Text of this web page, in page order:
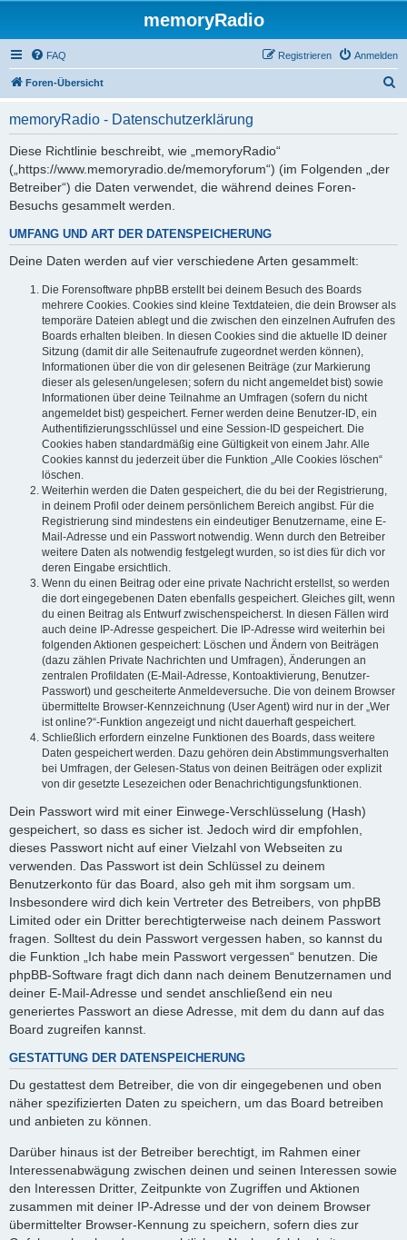
memoryRadio
FAQ Anmelden
Registrieren
Foren-Übersicht
memoryRadio - Datenschutzerklärung
Diese Richtlinie beschreibt, wie „memoryRadio“
(„https://www.memoryradio.de/memoryforum“) (im Folgenden „der
Betreiber“) die Daten verwendet, die während deines Foren-
Besuchs gesammelt werden.
UMFANG UND ART DER DATENSPEICHERUNG
Deine Daten werden auf vier verschiedene Arten gesammelt:
Die Forensoftware phpBB erstellt bei deinem Besuch des Boards
mehrere Cookies. Cookies sind kleine Textdateien, die dein Browser als
temporäre Dateien ablegt und die zwischen den einzelnen Aufrufen des
Boards erhalten bleiben. In diesen Cookies sind die aktuelle ID deiner
Sitzung (damit dir alle Seitenaufrufe zugeordnet werden können),
Informationen über die von dir gelesenen Beiträge (zur Markierung
dieser als gelesen/ungelesen; sofern du nicht angemeldet bist) sowie
Informationen über deine Teilnahme an Umfragen (sofern du nicht
angemeldet bist) gespeichert. Ferner werden deine Benutzer-ID, ein
Authentifizierungsschlüssel und eine Session-ID gespeichert. Die
Cookies haben standardmäßig eine Gültigkeit von einem Jahr. Alle
Cookies kannst du jederzeit über die Funktion „Alle Cookies löschen“
löschen.
Weiterhin werden die Daten gespeichert, die du bei der Registrierung,
in deinem Profil oder deinem persönlichem Bereich angibst. Für die
Registrierung sind mindestens ein eindeutiger Benutzername, eine E-
Mail-Adresse und ein Passwort notwendig. Wenn durch den Betreiber
weitere Daten als notwendig festgelegt wurden, so ist dies für dich vor
deren Eingabe ersichtlich.
Wenn du einen Beitrag oder eine private Nachricht erstellst, so werden
die dort eingegebenen Daten ebenfalls gespeichert. Gleiches gilt, wenn
du einen Beitrag als Entwurf zwischenspeicherst. In diesen Fällen wird
auch deine IP-Adresse gespeichert. Die IP-Adresse wird weiterhin bei
folgenden Aktionen gespeichert: Löschen und Ändern von Beiträgen
(dazu zählen Private Nachrichten und Umfragen), Änderungen an
zentralen Profildaten (E-Mail-Adresse, Kontoaktivierung, Benutzer-
Passwort) und gescheiterte Anmeldeversuche. Die von deinem Browser
übermittelte Browser-Kennzeichnung (User Agent) wird nur in der „Wer
ist online?“-Funktion angezeigt und nicht dauerhaft gespeichert.
Schließlich erfordern einzelne Funktionen des Boards, dass weitere
Daten gespeichert werden. Dazu gehören dein Abstimmungsverhalten
bei Umfragen, der Gelesen-Status von deinen Beiträgen oder explizit
von dir gesetzte Lesezeichen oder Benachrichtigungsfunktionen.
Dein Passwort wird mit einer Einwege-Verschlüsselung (Hash)
gespeichert, so dass es sicher ist. Jedoch wird dir empfohlen,
dieses Passwort nicht auf einer Vielzahl von Webseiten zu
verwenden. Das Passwort ist dein Schlüssel zu deinem
Benutzerkonto für das Board, also geh mit ihm sorgsam um.
Insbesondere wird dich kein Vertreter des Betreibers, von phpBB
Limited oder ein Dritter berechtigterweise nach deinem Passwort
fragen. Solltest du dein Passwort vergessen haben, so kannst du
die Funktion „Ich habe mein Passwort vergessen“ benutzen. Die
phpBB-Software fragt dich dann nach deinem Benutzernamen und
deiner E-Mail-Adresse und sendet anschließend ein neu
generiertes Passwort an diese Adresse, mit dem du dann auf das
Board zugreifen kannst.
GESTATTUNG DER DATENSPEICHERUNG
Du gestattest dem Betreiber, die von dir eingegebenen und oben
näher spezifizierten Daten zu speichern, um das Board betreiben
und anbieten zu können.
Darüber hinaus ist der Betreiber berechtigt, im Rahmen einer
Interessenabwägung zwischen deinen und seinen Interessen sowie
den Interessen Dritter, Zeitpunkte von Zugriffen und Aktionen
zusammen mit deiner IP-Adresse und der von deinem Browser
übermittelter Browser-Kennung zu speichern, sofern dies zur